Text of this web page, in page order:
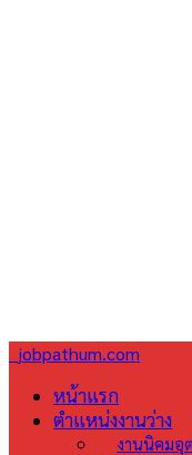
jobpathum.com
หน้าแรก
ตำแหน่งงานว่าง
งานนิคมอุ